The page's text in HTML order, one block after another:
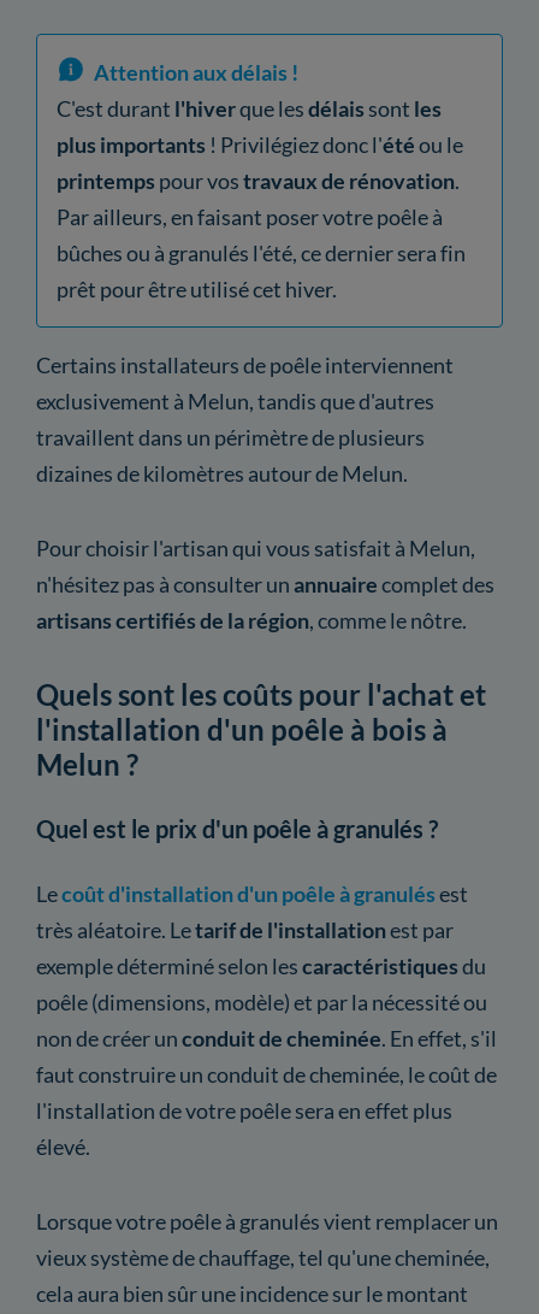
Attention aux délais !
C'est durant l'hiverque lesdélais sont les
plus importants ! Privilégiez donc l'étéou le
printemps pour vostravaux de rénovation.
Par ailleurs, en faisant poser votre poêle à
bûches ou à granulés l'été, ce dernier sera fin
prêt pour être utilisé cet hiver.
Certains installateurs de poêle interviennent
exclusivement à Melun, tandis que d'autres
travaillent dans un périmètre de plusieurs
dizaines de kilomètres autour de Melun.
Pour choisir l'artisan qui vous satisfait à Melun,
n'hésitez pas à consulter unannuairecomplet des
artisans certifiés de la région, comme le nôtre.
Quels sont les coûts pour l'achat et
l'installation d'un poêle à bois à
Melun ?
Quel est le prix d'un poêle à granulés ?
Lecoût d'installation d'un poêle à granulésest
très aléatoire. Letarif de l'installationest par
exemple déterminé selon lescaractéristiquesdu
poêle (dimensions, modèle) et par la nécessité ou
non de créer unconduit de cheminée. En effet, s'il
faut construire un conduit de cheminée, le coût de
l'installation de votre poêle sera en effet plus
élevé.
Lorsque votre poêle à granulés vient remplacer un
vieux système de chauffage, tel qu'une cheminée,
cela aura bien sûr une incidence sur le montant